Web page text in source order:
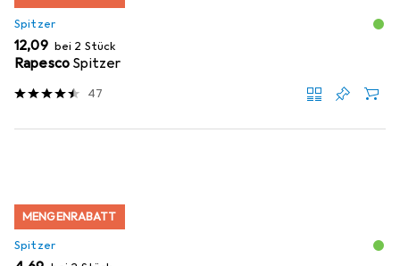
Spitzer
EUR
12,09 bei 2 Stück
Rapesco Spitzer
47
MENGENRABATT
Spitzer